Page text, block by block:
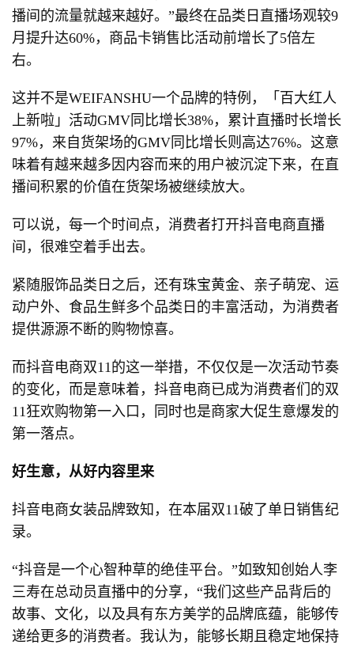
播间的流量就越来越好。”最终在品类日直播场观较9
月提升达60%，商品卡销售比活动前增长了5倍左
右。
这并不是WEIFANSHU一个品牌的特例，「百大红人
上新啦」活动GMV同比增长38%，累计直播时长增长
97%，来自货架场的GMV同比增长则高达76%。这意
味着有越来越多因内容而来的用户被沉淀下来，在直
播间积累的价值在货架场被继续放大。
可以说，每一个时间点，消费者打开抖音电商直播
间，很难空着手出去。
紧随服饰品类日之后，还有珠宝黄金、亲子萌宠、运
动户外、食品生鲜多个品类日的丰富活动，为消费者
提供源源不断的购物惊喜。
而抖音电商双11的这一举措，不仅仅是一次活动节奏
的变化，而是意味着，抖音电商已成为消费者们的双
11狂欢购物第一入口，同时也是商家大促生意爆发的
第一落点。
好生意，从好内容里来
抖音电商女装品牌致知，在本届双11破了单日销售纪
录。
“抖音是一个心智种草的绝佳平台。”如致知创始人李
三寿在总动员直播中的分享，“我们这些产品背后的
故事、文化，以及具有东方美学的品牌底蕴，能够传
递给更多的消费者。我认为，能够长期且稳定地保持